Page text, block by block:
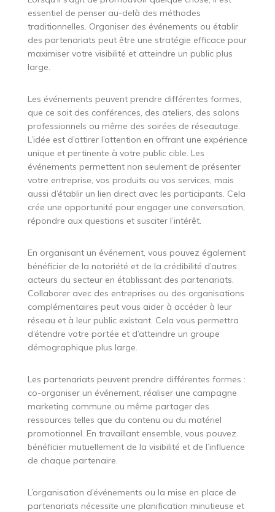
essentiel de penser au-delà des méthodes
traditionnelles. Organiser des événements ou établir
des partenariats peut être une stratégie efficace pour
maximiser votre visibilité et atteindre un public plus
large.
Les événements peuvent prendre différentes formes,
que ce soit des conférences, des ateliers, des salons
professionnels ou même des soirées de réseautage.
L’idée est d’attirer l’attention en offrant une expérience
unique et pertinente à votre public cible. Les
événements permettent non seulement de présenter
votre entreprise, vos produits ou vos services, mais
aussi d’établir un lien direct avec les participants. Cela
crée une opportunité pour engager une conversation,
répondre aux questions et susciter l’intérêt.
En organisant un événement, vous pouvez également
bénéficier de la notoriété et de la crédibilité d’autres
acteurs du secteur en établissant des partenariats.
Collaborer avec des entreprises ou des organisations
complémentaires peut vous aider à accéder à leur
réseau et à leur public existant. Cela vous permettra
d’étendre votre portée et d’atteindre un groupe
démographique plus large.
Les partenariats peuvent prendre différentes formes :
co-organiser un événement, réaliser une campagne
marketing commune ou même partager des
ressources telles que du contenu ou du matériel
promotionnel. En travaillant ensemble, vous pouvez
bénéficier mutuellement de la visibilité et de l’influence
de chaque partenaire.
L’organisation d’événements ou la mise en place de
partenariats nécessite une planification minutieuse et